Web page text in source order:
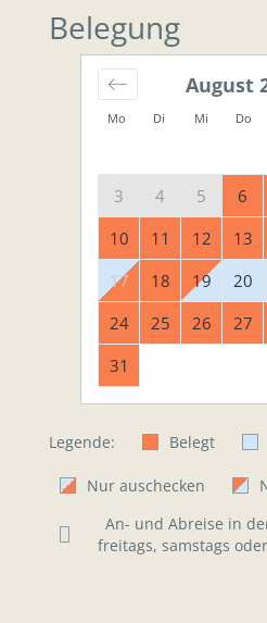
Belegung
Mo Di Mi Do
August
3
4 5 6
10
11 12 13
17
18 19 20
24
25 26 27
31
Legende: Belegt
Nur auschecken
An- und Abreise in
freitags, samstags